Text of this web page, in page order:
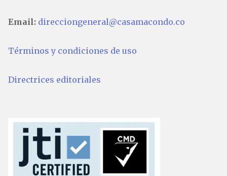
Email: direcciongeneral@casamacondo.co
Términos y condiciones de uso
Directrices editoriales